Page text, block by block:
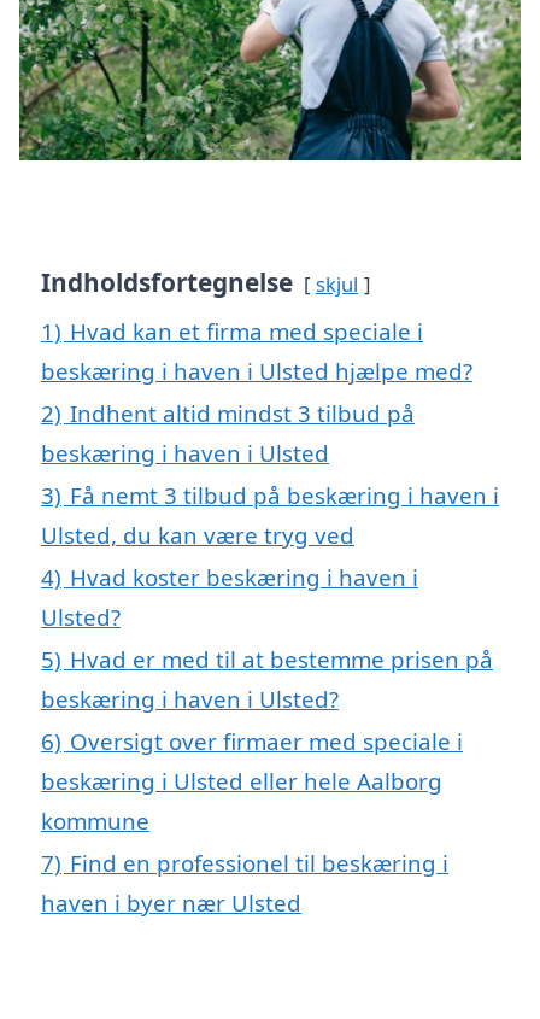
Indholdsfortegnelse skjul
1) Hvad kan et firma med speciale i
beskæring i haven i Ulsted hjælpe med?
2) Indhent altid mindst 3 tilbud på
beskæring i haven i Ulsted
3) Få nemt 3 tilbud på beskæring i haven i
Ulsted, du kan være tryg ved
4) Hvad koster beskæring i haven i
Ulsted?
5) Hvad er med til at bestemme prisen på
beskæring i haven i Ulsted?
6) Oversigt over firmaer med speciale i
beskæring i Ulsted eller hele Aalborg
kommune
7) Find en professionel til beskæring i
haven i byer nær Ulsted